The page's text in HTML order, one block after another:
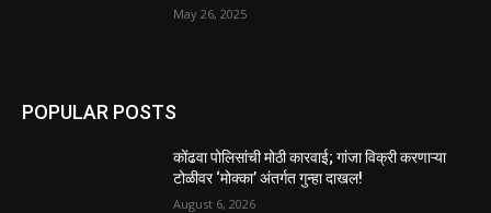
May 26, 2025
POPULAR POSTS
कोंढवा पोलिसांची मोठी कारवाई; गांजा विक्री करणाऱ्या
टोळीवर ‘मोक्का’ अंतर्गत गुन्हा दाखल!
August 6, 2026